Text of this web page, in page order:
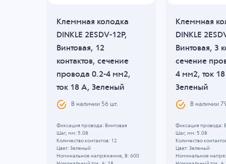
Клеммная колодка
DINKLE 2ESDV-12P,
Винтовая, 12
контактов, сечение
провода 0.2-4 мм2,
ток 18 A, Зеленый
В наличии 56 шт.
Фиксация провода: Винтовая
Шаг, мм: 5.08
Количество контактов: 12
Цвет: Зеленый
Номинальное напряжение, B: 600
Клеммная
DINKLE
Винтовая, 3
сечение
4 мм2, ток
Зеленый
В наличии
Фиксация провода:
Шаг, мм: 5.08
Количество
Цвет: Зеленый
Номинальное